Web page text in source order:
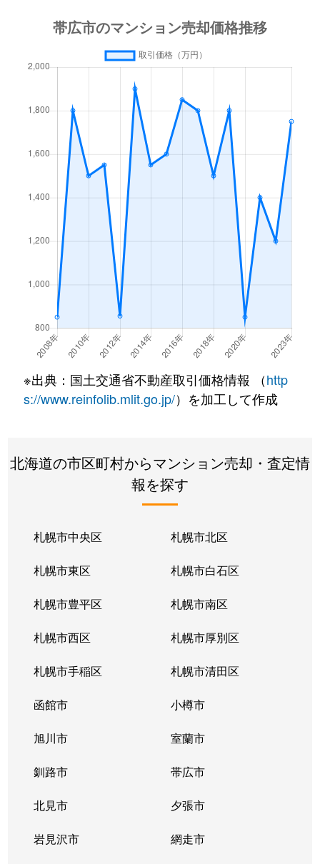
※出典：国土交通省不動産取引価格情報 （http
s://www.reinfolib.mlit.go.jp/）を加工して作成
北海道の市区町村からマンション売却・査定情
報を探す
札幌市中央区 札幌市北区
札幌市東区 札幌市白石区
札幌市豊平区 札幌市南区
札幌市西区 札幌市厚別区
札幌市手稲区 札幌市清田区
函館市 小樽市
旭川市 室蘭市
釧路市 帯広市
北見市 夕張市
岩見沢市 網走市